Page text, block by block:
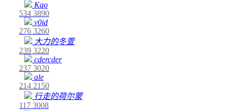
Kao
534 3890
v0id
276 3260
大力的冬萱
239 3220
cdercder
237 3020
ale
214 2150
行走的荷尔蒙
117 3008